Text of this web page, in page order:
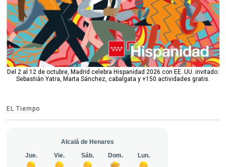
Del 2 al 12 de octubre, Madrid celebra Hispanidad 2026 con EE. UU. invitado:
Sebastián Yatra, Marta Sánchez, cabalgata y +150 actividades gratis.
EL Tiempo